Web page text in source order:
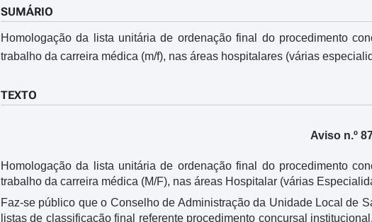
SUMÁRIO
Homologação da lista unitária de ordenação final do procedimento
trabalho da carreira médica (m/f), nas áreas hospitalares (várias
TEXTO
Aviso n.º
Homologação da lista unitária de ordenação final do procedimento
trabalho da carreira médica (M/F), nas áreas Hospitalar (várias
Faz-se público que o Conselho de Administração da Unidade Local de
listas de classificação final referente procedimento concursal